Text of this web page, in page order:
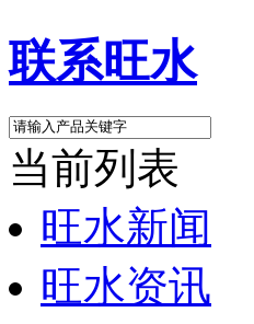
联系旺水
当前列表
旺水新闻
旺水资讯